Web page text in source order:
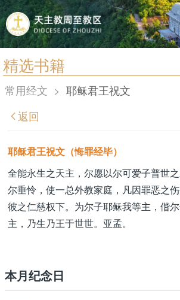
精选书籍
首页
宗教法规
教区简介
信仰文萃
教会圣月
常用经文 > 耶稣君王祝文
返回
耶稣君王祝文（悔罪经毕）
全能永生之天主，尔愿以尔可爱子普世
尔垂怜，使一总外教家庭，凡因罪恶之
彼之仁慈权下。为尔子耶稣我等主，偕
主，乃生乃王于世世。亚孟。
本月纪念日